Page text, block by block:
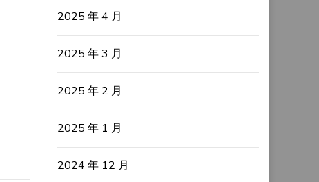
2025 年 4 月
2025 年 3 月
2025 年 2 月
2025 年 1 月
2024 年 12 月